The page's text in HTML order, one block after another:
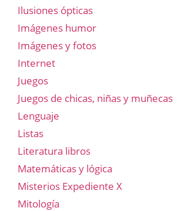
Ilusiones ópticas
Imágenes humor
Imágenes y fotos
Internet
Juegos
Juegos de chicas, niñas y muñecas
Lenguaje
Listas
Literatura libros
Matemáticas y lógica
Misterios Expediente X
Mitología